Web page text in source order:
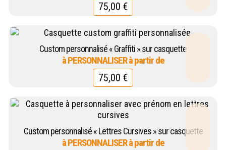
75,00 €
Custom personnalisé « Graffiti » sur casquette
75,00 €
Custom personnalisé « Lettres Cursives » sur casquette